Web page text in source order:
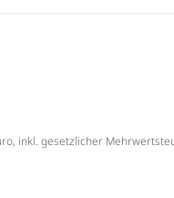
inkl. gesetzlicher